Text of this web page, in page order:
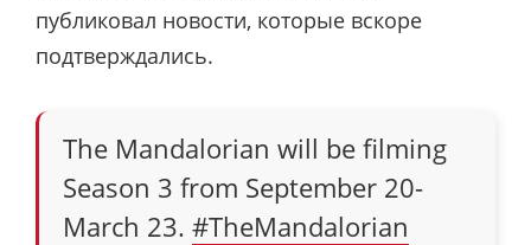
публиковал новости, которые вскоре
подтверждались.
The Mandalorian will be filming
Season 3 from September 20-
March 23. #TheMandalorian